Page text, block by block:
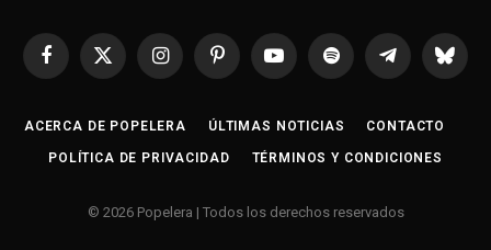
Facebook
X
InstagramPinterestYouTubeSpotify Telegrama
ACERCA DE POPELERA ÚLTIMAS NOTICIAS CONTACTO
POLÍTICA DE PRIVACIDAD TÉRMINOS Y CONDICIONES
© 2026 Popelera | Todos los derechos reservados